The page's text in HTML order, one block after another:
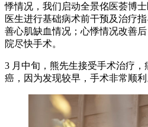
悸情况，我们启动全景佲医荟博
医生进行基础病术前干预及治疗
善心肌缺血情况；心悸情况改善
院尽快手术。
3 月中旬，熊先生接受手术治疗
癌，因为发现较早，手术非常顺利